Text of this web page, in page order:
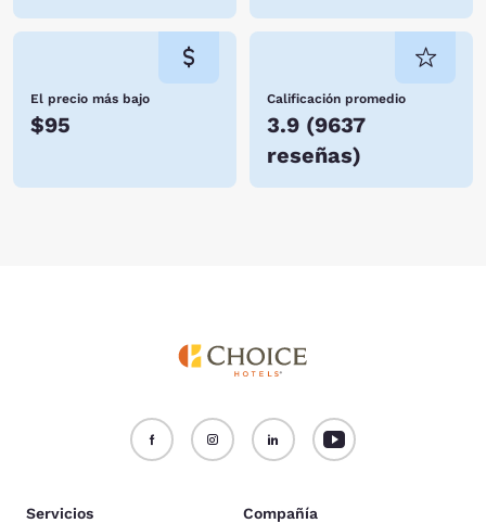
El precio más bajo
$95
Calificación promedio
3.9 (9637
reseñas)
Servicios Compañía